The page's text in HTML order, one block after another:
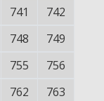
741
742
748
749
755
756
762
763